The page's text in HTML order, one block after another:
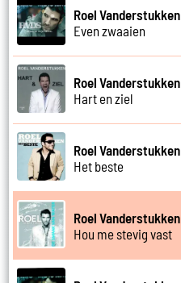
Roel Vanderstukken
Even zwaaien
Roel Vanderstukken
Hart en ziel
Roel Vanderstukken
Het beste
Roel Vanderstukken
Hou me stevig vast